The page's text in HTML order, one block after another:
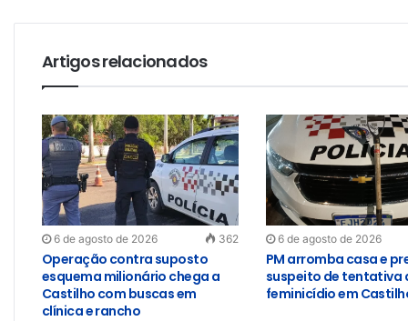
Artigos relacionados
6 de agosto de 2026 362
Operação contra suposto
esquema milionário chega a
Castilho com buscas em
clínica e rancho
6 de agosto de 2026
PM arromba casa e
suspeito de tentativa
feminicídio em